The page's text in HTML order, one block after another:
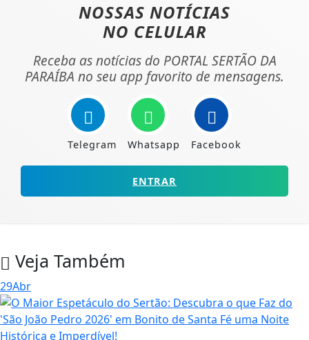
NOSSAS NOTÍCIAS
NO CELULAR
Receba as notícias do PORTAL SERTÃO DA
PARAÍBA no seu app favorito de mensagens.
Telegram Whatsapp Facebook
ENTRAR
Veja Também
29Abr